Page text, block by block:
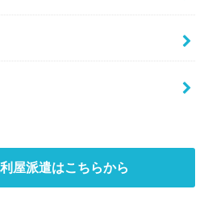
屋派遣はこちらから